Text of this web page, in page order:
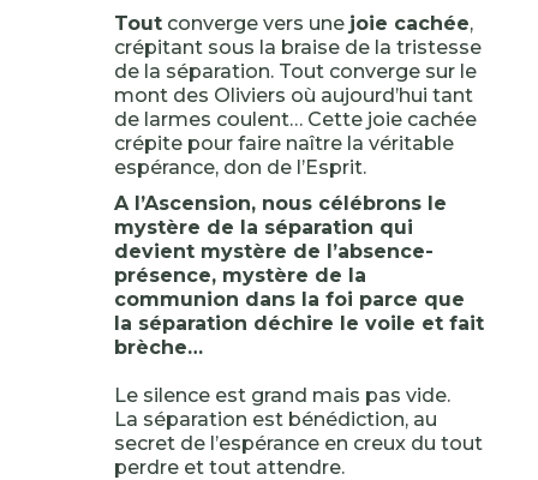
Toutconverge vers une joie cachée,
crépitant sous la braise de la tristesse
de la séparation. Tout converge sur le
mont des Oliviers où aujourd’hui tant
de larmes coulent… Cette joie cachée
crépite pour faire naître la véritable
espérance, don de l’Esprit.
A l’Ascension, nous célébrons le
mystère de la séparation qui
devient mystère de l’absence-
présence, mystère de la
communion dans la foi parce que
la séparation déchire le voile et fait
brèche…
Le silence est grand mais pas vide.
La séparation est bénédiction, au
secret de l’espérance en creux du tout
perdre et tout attendre.